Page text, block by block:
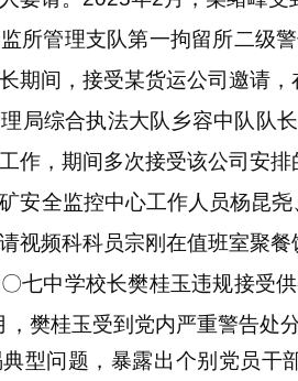
管理支队第一拘留所二级警
期间，接受某货运公司邀请
综合执法大队乡容中队队长
作，期间多次接受该公司安
全监控中心工作人员杨昆尧
视频科科员宗刚在值班室聚
中学校长樊桂玉违规接受供
樊桂玉受到党内严重警告处
问题，暴露出个别党员干